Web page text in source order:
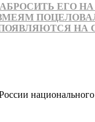
ЕГО
ПОЯВЛЯЮТСЯ